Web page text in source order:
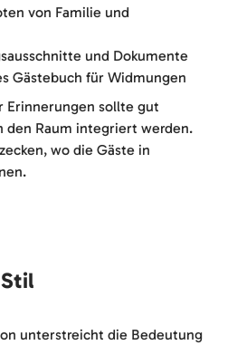
von Familie und
und Dokumente
Gästebuch für Widmungen
Erinnerungen sollte gut
den Raum integriert werden.
wo die Gäste in
unterstreicht die Bedeutung